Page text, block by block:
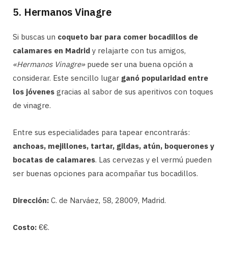
5. Hermanos Vinagre
Si buscas un coqueto bar para comer bocadillos de
calamares en Madrid y relajarte con tus amigos,
«Hermanos Vinagre»puede ser una buena opción a
considerar. Este sencillo lugar ganó popularidad entre
los jóvenes gracias al sabor de sus aperitivos con toques
de vinagre.
Entre sus especialidades para tapear encontrarás:
anchoas, mejillones, tartar, gildas, atún, boquerones y
bocatas de calamares. Las cervezas y el vermú pueden
ser buenas opciones para acompañar tus bocadillos.
Dirección: C. de Narváez, 58, 28009, Madrid.
Costo: €€.